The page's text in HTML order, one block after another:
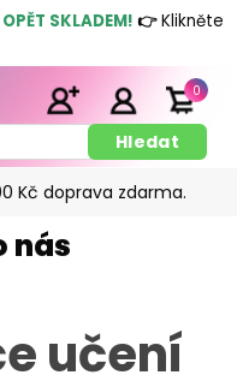
OPĚT SKLADEM! 👉Klikněte
Kč doprava zdarma.
0
nás
učení